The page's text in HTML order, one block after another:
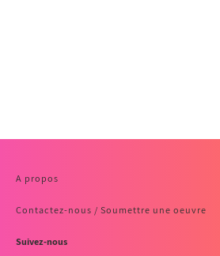
A propos
Contactez-nous / Soumettre une oeuvre
Suivez-nous